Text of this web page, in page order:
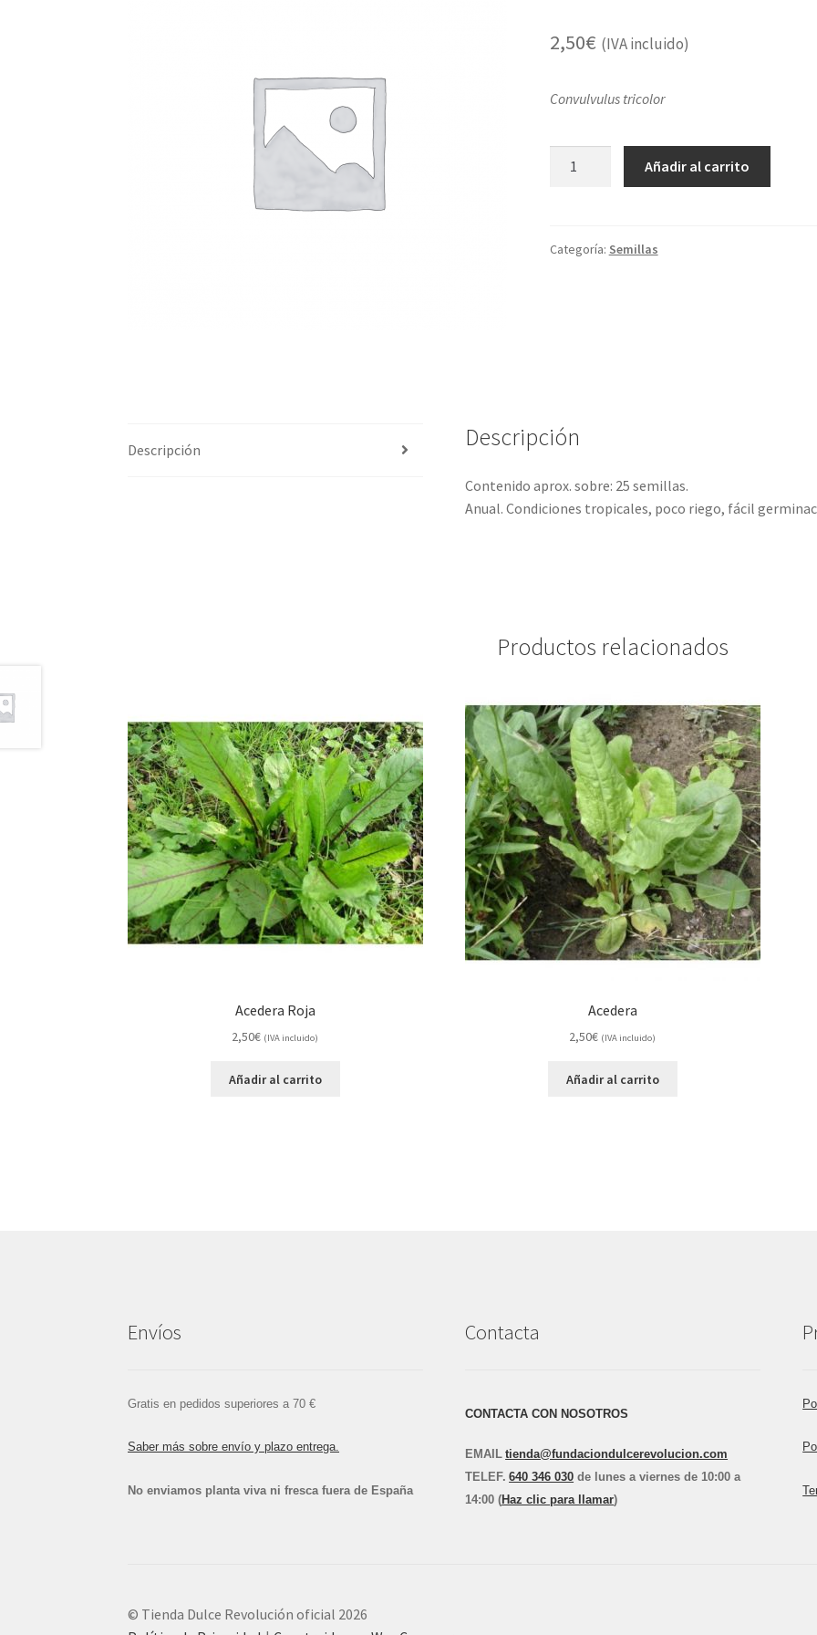
2,50€ (IVA incluido)
Convulvulus tricolor
azul
Añadir al carrito
Categoría: Semillas
Descripción Descripción
Contenido aprox. sobre: 25 semillas.
Anual. Condiciones tropicales, poco riego, fácil
Productos relacionados
Acedera Roja
2,50€ (IVA incluido)
Añadir al carrito
Acedera
2,50€ (IVA incluido)
Añadir al carrito
Envíos
Gratis en pedidos superiores a 70 €
Saber más sobre envío y plazo entrega.
No enviamos planta viva ni fresca fuera de España
Contacta
CONTACTA CON NOSOTROS
EMAIL tienda@fundaciondulcerevolucion.com
TELEF. 640 346 030 de lunes a viernes de 10:00 a
14:00 (Haz clic para llamar)
© Tienda Dulce Revolución oficial 2026